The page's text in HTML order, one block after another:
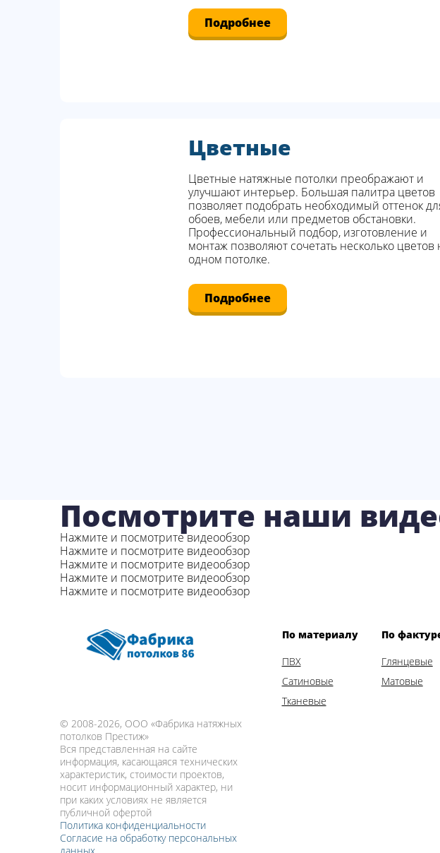
Подробнее
Цветные
Цветные натяжные потолки преображают и
улучшают интерьер. Большая палитра цветов
позволяет подобрать необходимый оттенок
обоев, мебели или предметов обстановки.
Профессиональный подбор, изготовление и
монтаж позволяют сочетать несколько цветов
одном потолке.
Подробнее
Посмотрите наши
Нажмите и посмотрите видеообзор
Нажмите и посмотрите видеообзор
Нажмите и посмотрите видеообзор
Нажмите и посмотрите видеообзор
Нажмите и посмотрите видеообзор
© 2008-2026, ООО «Фабрика натяжных
потолков Престиж»
Вся представленная на сайте
информация, касающаяся технических
характеристик, стоимости проектов,
носит информационный характер, ни
при каких условиях не является
публичной офертой
Политика конфиденциальности
Согласие на обработку персональных
По материалу
ПВХ
Сатиновые
Тканевые
По
Глянцевые
Матовые